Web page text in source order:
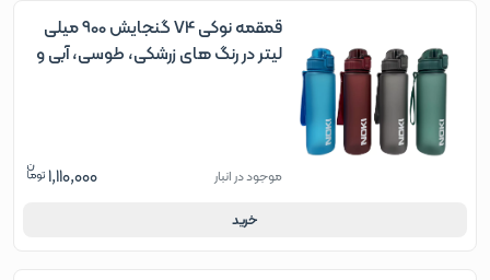
قمقمه نوکی V4 گنجایش 900 میلی
لیتر در رنگ های زرشکی، طوسی، آبی و
موجود در انبار 1,110,000
خرید